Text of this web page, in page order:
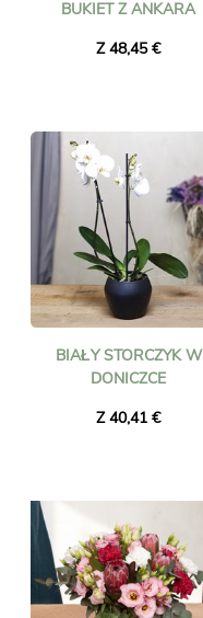
BUKIET Z ANKARA
Z 48,45 €
BIAŁY STORCZYK W
DONICZCE
Z 40,41 €